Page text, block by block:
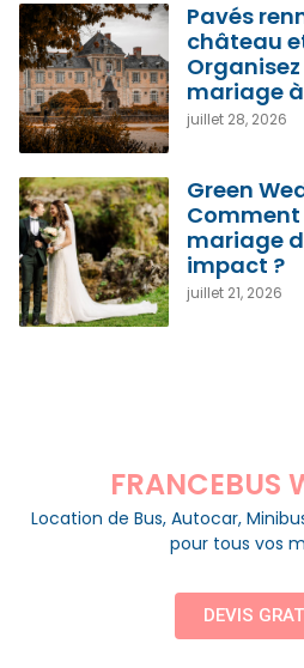
Pavés
château
mariage
juillet 28, 2026
Green
mariage
impact ?
juillet 21, 2026
FRANCEBUS
Location de Bus, Autocar,
pour tous vos
DEVIS